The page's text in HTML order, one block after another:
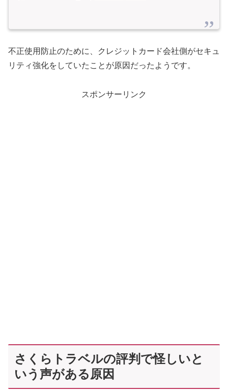
不正使用防止のために、クレジットカード会社側がセキュ
リティ強化をしていたことが原因だったようです。
スポンサーリンク
さくらトラベルの評判で怪しいと
いう声がある原因